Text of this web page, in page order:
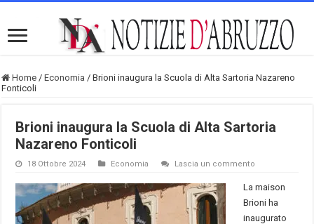
Home / Economia / Brioni inaugura la Scuola di Alta Sartoria Nazareno
Fonticoli
Brioni inaugura la Scuola di Alta Sartoria
Nazareno Fonticoli
18 Ottobre 2024 Economia Lascia un commento
La maison
Brioni ha
inaugurato